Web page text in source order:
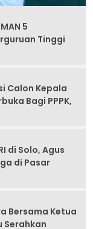
5
Tinggi
Calon Kepala
Bagi PPPK,
di Solo, Agus
di Pasar
Bersama Ketua
Serahkan